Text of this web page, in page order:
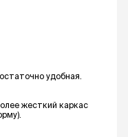
удобная.
жесткий каркас